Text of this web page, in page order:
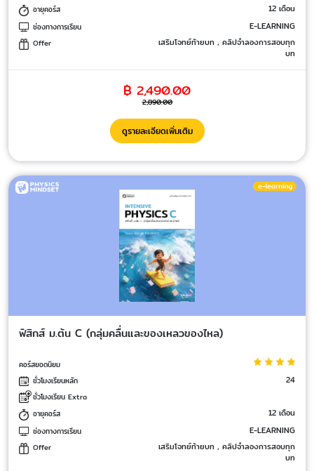
อายุคอร์ส
12 เดือน
ช่องทางการเรียน E-LEARNING
Offer
เสริมโจทย์ท้ายบท , คลิปจำลองการสอบทุก
บท
฿ 2,490.00
2,890.00
ดูรายละเอียดเพิ่มเติม
ฟิสิกส์ ม.ต้น C (กลุ่มคลื่นและของเหลวของไหล)
คอร์สยอดนิยม
ชั่วโมงเรียนหลัก
24
ชั่วโมงเรียน Extra
อายุคอร์ส
12 เดือน
ช่องทางการเรียน E-LEARNING
Offer
เสริมโจทย์ท้ายบท , คลิปจำลองการสอบทุก
บท